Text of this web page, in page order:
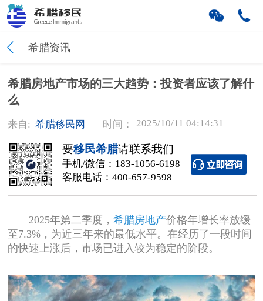
希腊资讯
希腊房地产市场的三大趋势：投资者应该了解什
么
来自: 希腊移民网 时间： 2025/10/11 04:14:31
要移民希腊请联系我们
手机/微信： 183-1056-6198
客服电话： 400-657-9598
2025年第二季度，希腊房地产价格年增长率放缓
至7.3%，为近三年来的最低水平。在经历了一段时间
的快速上涨后，市场已进入较为稳定的阶段。